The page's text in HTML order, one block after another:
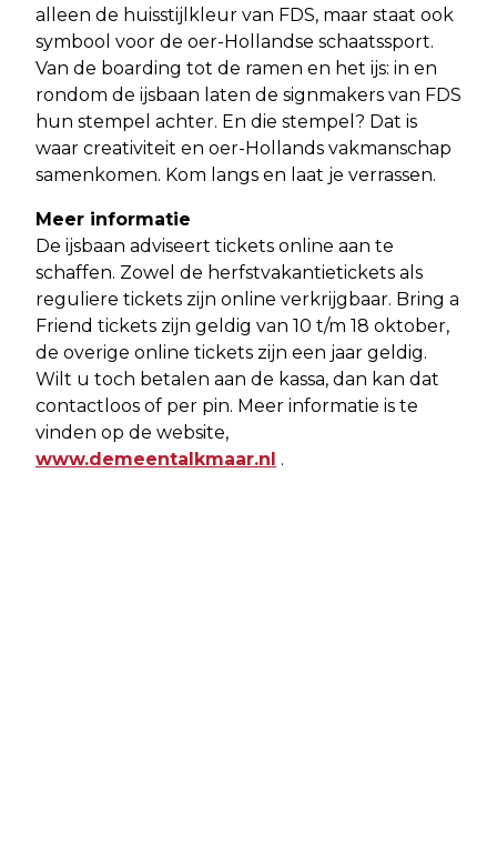
alleen de huisstijlkleur van FDS, maar staat ook
symbool voor de oer-Hollandse schaatssport.
Van de boarding tot de ramen en het ijs: in en
rondom de ijsbaan laten de signmakers van FDS
hun stempel achter. En die stempel? Dat is
waar creativiteit en oer-Hollands vakmanschap
samenkomen. Kom langs en laat je verrassen.
Meer informatie
De ijsbaan adviseert tickets online aan te
schaffen. Zowel de herfstvakantietickets als
reguliere tickets zijn online verkrijgbaar. Bring a
Friend tickets zijn geldig van 10 t/m 18 oktober,
de overige online tickets zijn een jaar geldig.
Wilt u toch betalen aan de kassa, dan kan dat
contactloos of per pin. Meer informatie is te
vinden op de website,
www.demeentalkmaar.nl .